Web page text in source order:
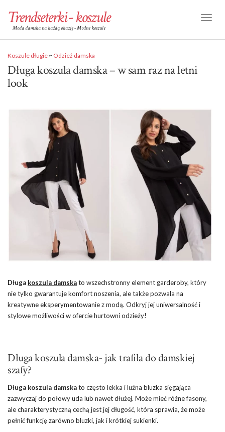
Trendseterki - koszule
Moda damska na każdą okazję - Modne koszule
Koszule długie~ Odzież damska
Długa koszula damska – w sam raz na letni
look
Długa koszula damskato wszechstronny element garderoby, który
nie tylko gwarantuje komfort noszenia, ale także pozwala na
kreatywne eksperymentowanie z modą. Odkryj jej uniwersalność i
stylowe możliwości w ofercie hurtowni odzieży!
Długa koszula damska- jak trafiła do damskiej
szafy?
Długa koszula damskato często lekka i luźna bluzka sięgająca
zazwyczaj do połowy uda lub nawet dłużej. Może mieć różne fasony,
ale charakterystyczną cechą jest jej długość, która sprawia, że może
pełnić funkcję zarówno bluzki, jak i krótkiej sukienki.